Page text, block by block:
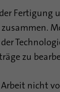
Fertigung
zu
nicht
eine
„lms_analytics
UserMatchHistory
linkedin.com